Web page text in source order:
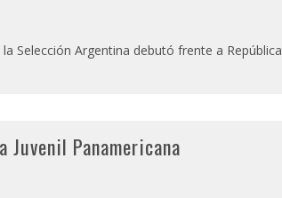
Selección Argentina debutó frente a República
Juvenil Panamericana